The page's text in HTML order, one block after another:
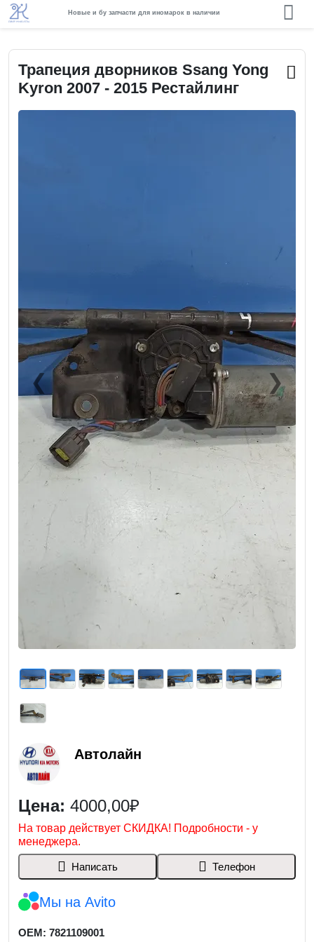
Новые и бу запчасти для иномарок в наличии
Трапеция дворников Ssang Yong
Kyron 2007 - 2015 Рестайлинг
❮
Previous ❯
Next
Автолайн
Цена: 4000,00₽
На товар действует СКИДКА! Подробности - у
менеджера.
Написать Телефон
Мы на Avito
OEM: 7821109001